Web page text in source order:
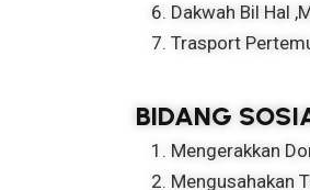
Dakwah Bil Hal
Trasport
BIDANG
Mengerakkan
Mengusahakan